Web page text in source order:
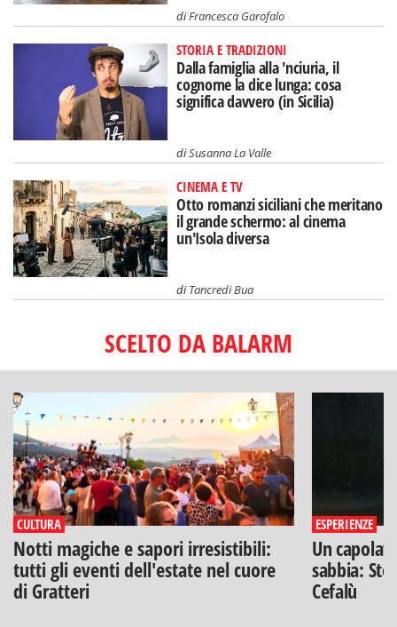
diFrancesca Garofalo
STORIA E TRADIZIONI
Dalla famiglia alla 'nciuria, il
cognome la dice lunga: cosa
significa davvero (in Sicilia)
diSusanna La Valle
CINEMA E TV
Otto romanzi siciliani che meritano
il grande schermo: al cinema
un'Isola diversa
diTancredi Bua
SCELTO DA BALARM
CULTURA
Notti magiche e sapori irresistibili:
tutti gli eventi dell'estate nel cuore
di Gratteri
ESPERIENZE
Un
sabbia:
Cefalù